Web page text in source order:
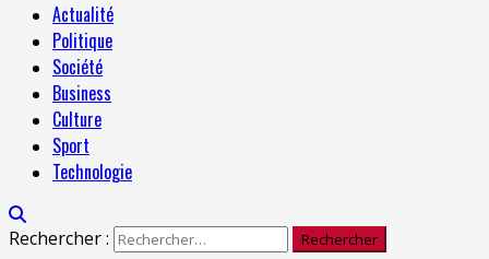
Actualité
Politique
Société
Business
Culture
Sport
Technologie
Rechercher :